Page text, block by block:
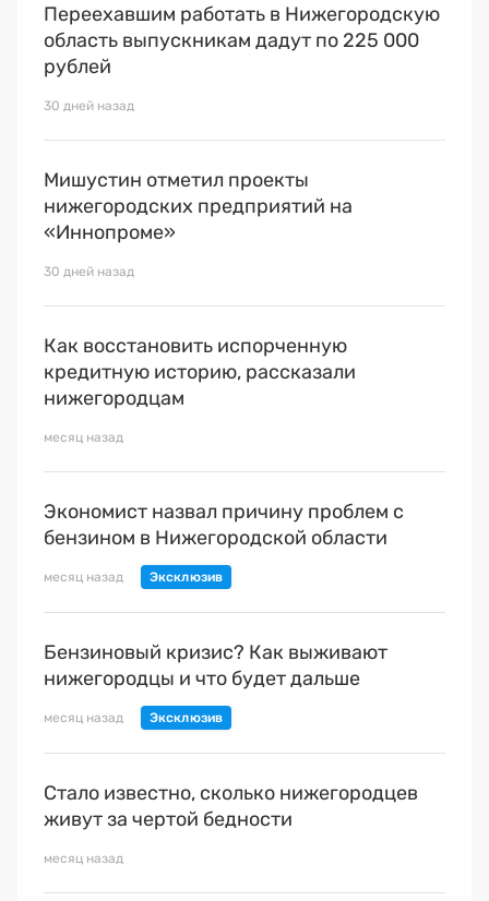
Переехавшим работать в Нижегородскую
область выпускникам дадут по 225 000
рублей
30 дней назад
Мишустин отметил проекты
нижегородских предприятий на
«Иннопроме»
30 дней назад
Как восстановить испорченную
кредитную историю, рассказали
нижегородцам
месяц назад
Экономист назвал причину проблем с
бензином в Нижегородской области
месяц назад
Бензиновый кризис? Как выживают
нижегородцы и что будет дальше
месяц назад
Стало известно, сколько нижегородцев
живут за чертой бедности
месяц назад